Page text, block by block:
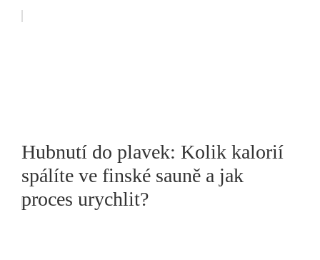
Hubnutí do plavek: Kolik kalorií
spálíte ve finské sauně a jak
proces urychlit?